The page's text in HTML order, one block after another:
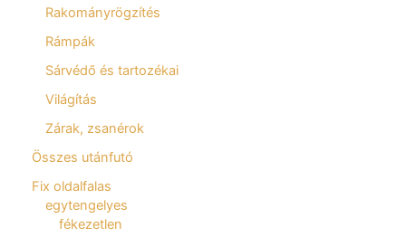
Rakományrögzítés
Rámpák
Sárvédő és tartozékai
Világítás
Zárak, zsanérok
Összes utánfutó
Fix oldalfalas
egytengelyes
fékezetlen